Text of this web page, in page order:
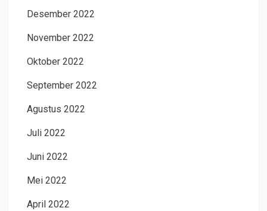
Desember 2022
November 2022
Oktober 2022
September 2022
Agustus 2022
Juli 2022
Juni 2022
Mei 2022
April 2022